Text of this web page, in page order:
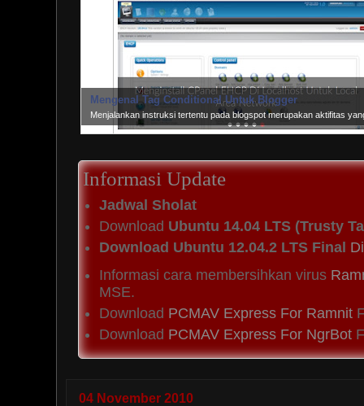
Mengenal Tag Conditional Untuk Blogger
Menjalankan instruksi tertentu pada blogspot merupakan aktifitas
Informasi Update
Jadwal Sholat
Download Ubuntu 14.04 LTS (Trusty
Download Ubuntu 12.04.2 LTS Final
Informasi cara membersihkan virus
MSE.
Download PCMAV Express For Ramnit
Download PCMAV Express For NgrBot
04 November 2010